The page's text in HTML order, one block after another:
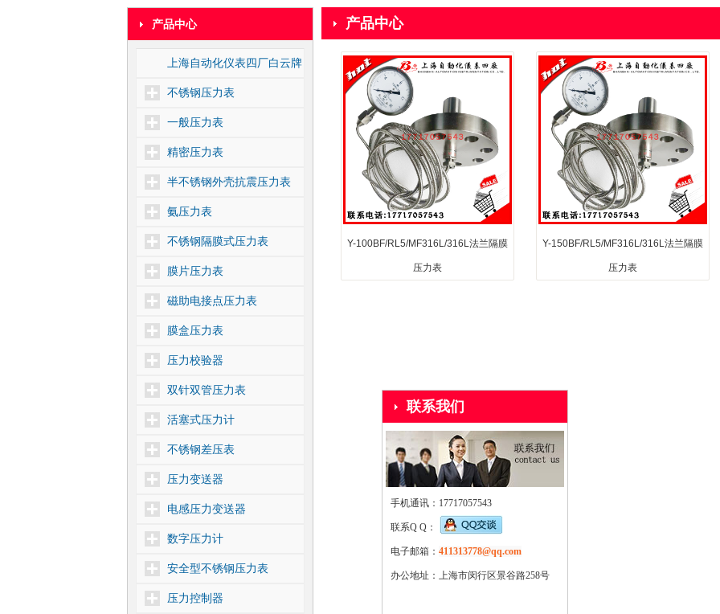
产品中心
上海自动化仪表四厂白云牌
不锈钢压力表
一般压力表
精密压力表
半不锈钢外壳抗震压力表
氨压力表
不锈钢隔膜式压力表
膜片压力表
磁助电接点压力表
膜盒压力表
压力校验器
双针双管压力表
活塞式压力计
不锈钢差压表
压力变送器
电感压力变送器
数字压力计
安全型不锈钢压力表
压力控制器
产品中心
Y-100BF/RL5/MF316L/316L法兰隔膜
压力表
Y-150BF/RL5/MF316L/316L法兰隔膜
压力表
联系我们
手机通讯：17717057543
联系Q Q：
电子邮箱： 411313778@qq.com
办公地址：上海市闵行区景谷路258号